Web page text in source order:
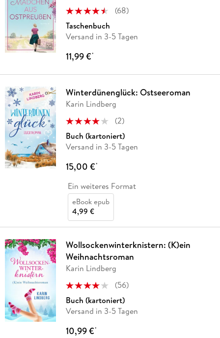
(68)
Taschenbuch
Versand in 3-5 Tagen
11,99 €*
Winterdünenglück: Ostseeroman
Karin Lindberg
(2)
Buch (kartoniert)
Versand in 3-5 Tagen
15,00 €*
Ein weiteres Format
eBook epub
4,99 €
Wollsockenwinterknistern: (K)ein
Weihnachtsroman
Karin Lindberg
(56)
Buch (kartoniert)
Versand in 3-5 Tagen
10,99 €*